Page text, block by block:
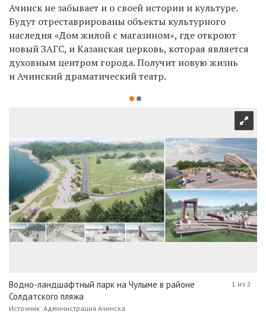
Ачинск не забывает и о своей истории и культуре.
Будут отреставрированы объекты культурного
наследия «Дом жилой с магазином», где откроют
новый ЗАГС, и Казанская церковь, которая является
духовным центром города.Получит новую жизнь
иАчинский драматический театр.
Водно-ландшафтный парк на Чулыме в районе
Солдатского пляжа
Источник: Администрация Ачинска
1 из 2